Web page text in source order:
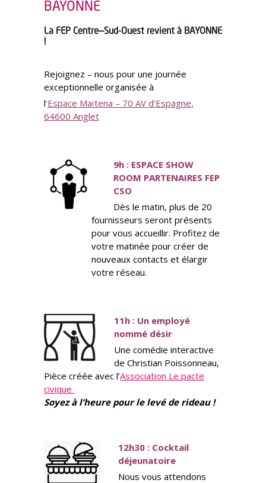
BAYONNE
La FEP Centre—Sud-Ouest revient à BAYONNE
!
Rejoignez – nous pour une journée
exceptionnelle organisée à
l‘Espace Maïtena – 70 AV d’Espagne,
64600 Anglet
9h : ESPACE SHOW
ROOM PARTENAIRES FEP
CSO
Dès le matin, plus de 20
fournisseurs seront présents
pour vous accueillir. Profitez de
votre matinée pour créer de
nouveaux contacts et élargir
votre réseau.
11h : Un employé
nommé désir
Une comédie interactive
de Christian Poissonneau,
Pièce créée avec l’Association Le pacte
civique
Soyez à l’heure pour le levé de rideau !
12h30 : Cocktail
déjeunatoire
Nous vous attendons